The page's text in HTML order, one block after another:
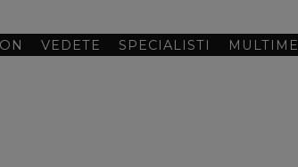
VEDETE SPECIALISTI